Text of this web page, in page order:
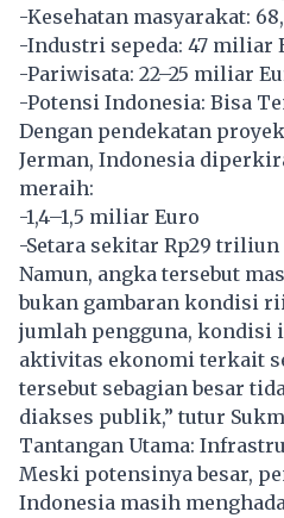
-Kesehatan masyarakat:
-Industri sepeda: 47 miliar
-Pariwisata: 22–25 miliar
-Potensi Indonesia: Bisa
Dengan pendekatan
Jerman, Indonesia
meraih:
-1,4–1,5 miliar Euro
-Setara sekitar Rp29 triliun
Namun, angka tersebut
bukan gambaran kondisi
jumlah pengguna, kondisi
aktivitas ekonomi terkait
tersebut sebagian besar
diakses publik,” tutur
Tantangan Utama:
Meski potensinya besar,
Indonesia masih